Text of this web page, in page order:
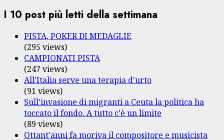
I 10 post più letti della settimana
PISTA, POKER DI MEDAGLIE
(295 views)
CAMPIONATI PISTA
(247 views)
All'Italia serve una terapia d'urto
(91 views)
Sull'invasione di migranti a Ceuta la politica ha
toccato il fondo. A tutto c'è un limite
(89 views)
Ottant'anni fa moriva il compositore e musicista